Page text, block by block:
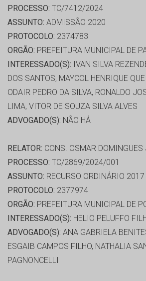
PROCESSO: TC/7412/2024
ASSUNTO: ADMISSÃO 2020
PROTOCOLO: 2374783
ORGÃO: PREFEITURA MUNICIPAL DE
INTERESSADO(S): IVAN SILVA
DOS SANTOS, MAYCOL HENRIQUE
ODAIR PEDRO DA SILVA, RONALDO
LIMA, VITOR DE SOUZA SILVA ALVES
ADVOGADO(S): NÃO HÁ
RELATOR: CONS. OSMAR DOMINGUES
PROCESSO: TC/2869/2024/001
ASSUNTO: RECURSO ORDINÁRIO 2017
PROTOCOLO: 2377974
ORGÃO: PREFEITURA MUNICIPAL DE
INTERESSADO(S): HELIO PELUFFO
ADVOGADO(S): ANA GABRIELA
ESGAIB CAMPOS FILHO, NATHALIA
PAGNONCELLI